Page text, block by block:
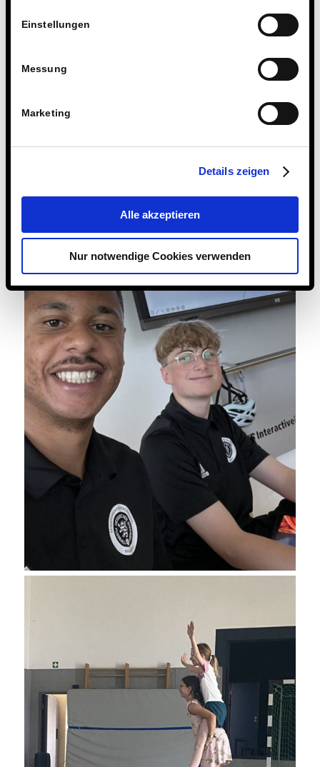
Einstellungen
Messung
Marketing
Details zeigen
Alle akzeptieren
Nur notwendige Cookies verwenden